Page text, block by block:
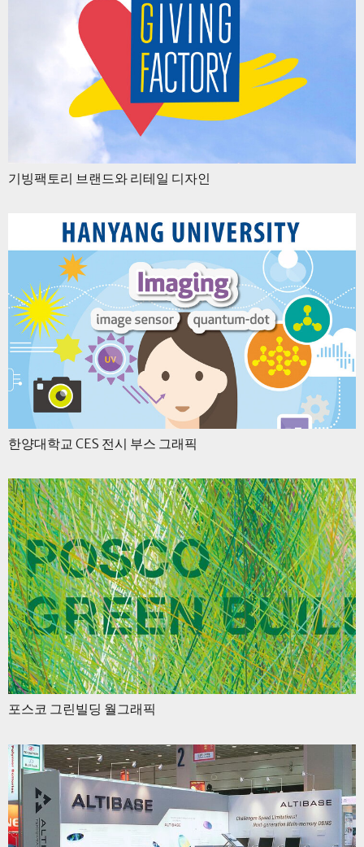
기빙팩토리 브랜드와 리테일 디자인
한양대학교 CES 전시 부스 그래픽
포스코 그린빌딩 월그래픽